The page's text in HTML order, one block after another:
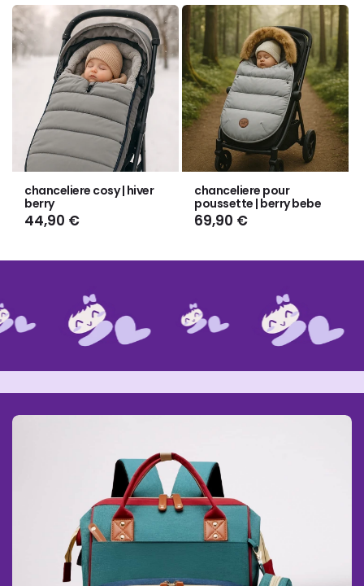
chanceliere cosy | hiver
berry
Prix
44,90 €
chanceliere pour
poussette | berry bebe
Prix
69,90 €